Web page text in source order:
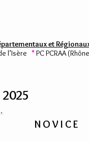
et
l’Isère *PC PCRAA
NOVICE